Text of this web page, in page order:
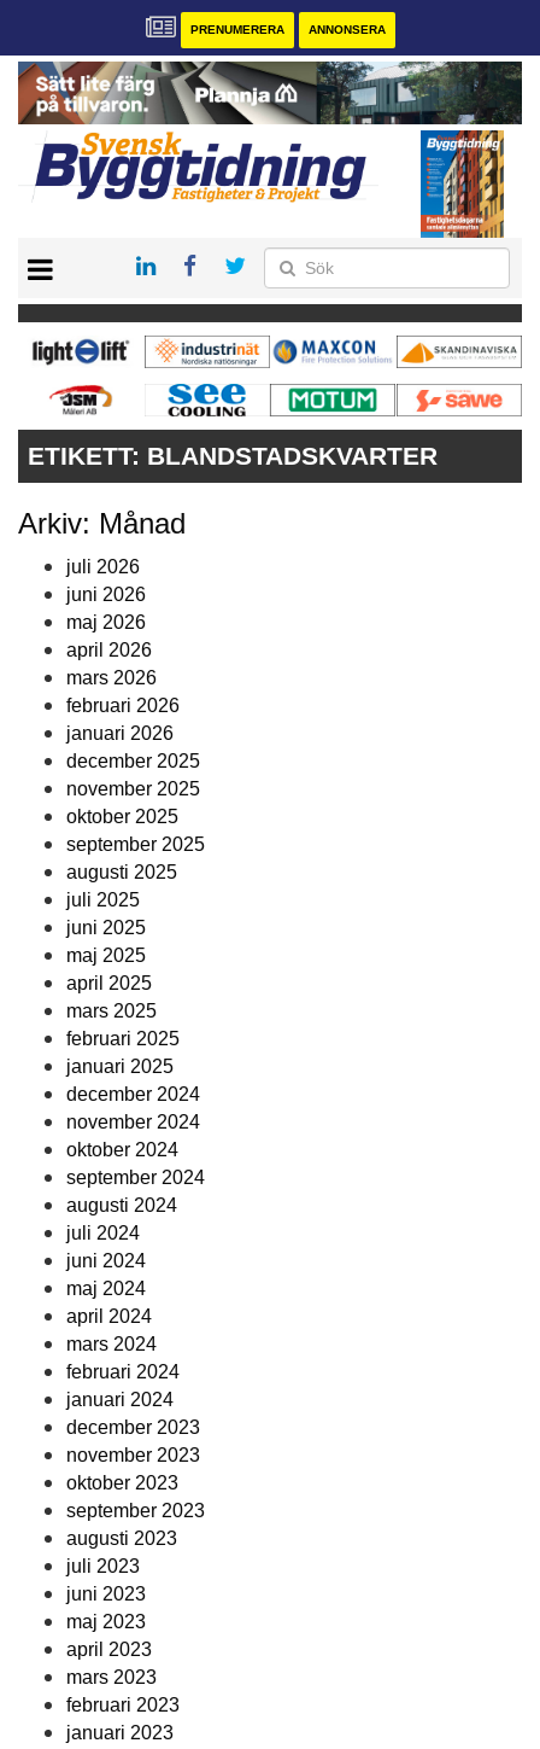
PRENUMERERA ANNONSERA
PRENUMERERA
VÅRA ANDRA MAGASIN
ANNONSERA
ETIKETT: BLANDSTADSKVARTER
Arkiv: Månad
juli 2026
juni 2026
maj 2026
april 2026
mars 2026
februari 2026
januari 2026
december 2025
november 2025
oktober 2025
september 2025
augusti 2025
juli 2025
juni 2025
maj 2025
april 2025
mars 2025
februari 2025
januari 2025
december 2024
november 2024
oktober 2024
september 2024
augusti 2024
juli 2024
juni 2024
maj 2024
april 2024
mars 2024
februari 2024
januari 2024
december 2023
november 2023
oktober 2023
september 2023
augusti 2023
juli 2023
juni 2023
maj 2023
april 2023
mars 2023
februari 2023
januari 2023